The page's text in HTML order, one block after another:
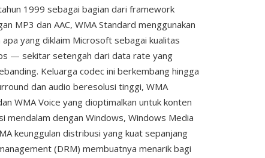
1999 sebagai bagian dari framework
MP3 dan AAC, WMA Standard menggunakan
yang diklaim Microsoft sebagai kualitas
— sekitar setengah dari data rate yang
Keluarga codec ini berkembang hingga
dan audio beresolusi tinggi, WMA
WMA Voice yang dioptimalkan untuk konten
dengan Windows, Windows Media
keunggulan distribusi yang kuat sepanjang
(DRM) membuatnya menarik bagi